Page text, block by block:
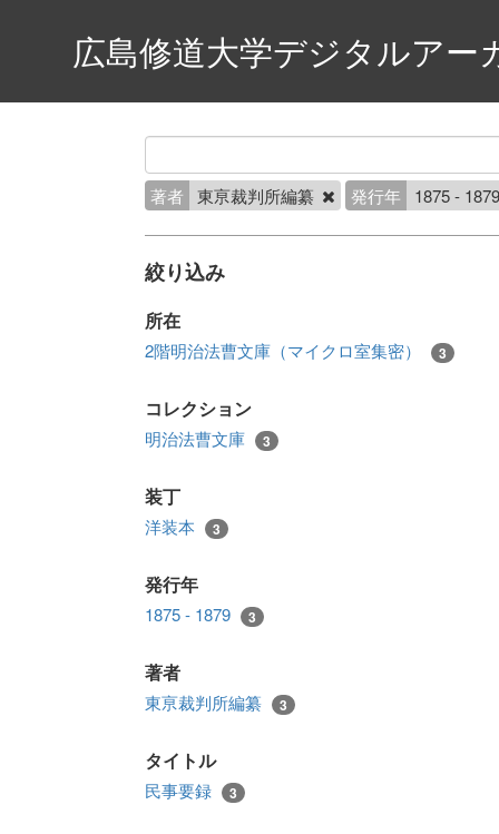
広島修道大学デジタルアー
著者 東亰裁判所編纂 発行年 1875 -
絞り込み
所在
2階明治法曹文庫（マイクロ室集密） 3
コレクション
明治法曹文庫 3
装丁
洋装本 3
発行年
1875 - 1879 3
著者
東亰裁判所編纂 3
タイトル
民事要録 3